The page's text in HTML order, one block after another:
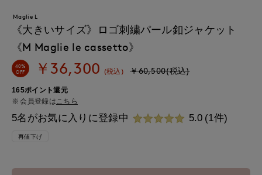
Maglie L
《大きいサイズ》ロゴ刺繍パール釦ジャケット
《M Maglie le cassetto》
40%
OFF ￥36,300 (税込) ￥60,500(税込)
165ポイント還元
会員登録は こちら
5名がお気に入りに登録中 5.0 (1件)
再値下げ